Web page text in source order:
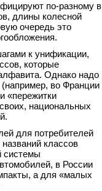
по-разному в
длины колесной
очередь это
к унификации,
которые
Однако надо
во Франции
«пережитки
национальных
для потребителей
классов
системы
в России
а для «малых